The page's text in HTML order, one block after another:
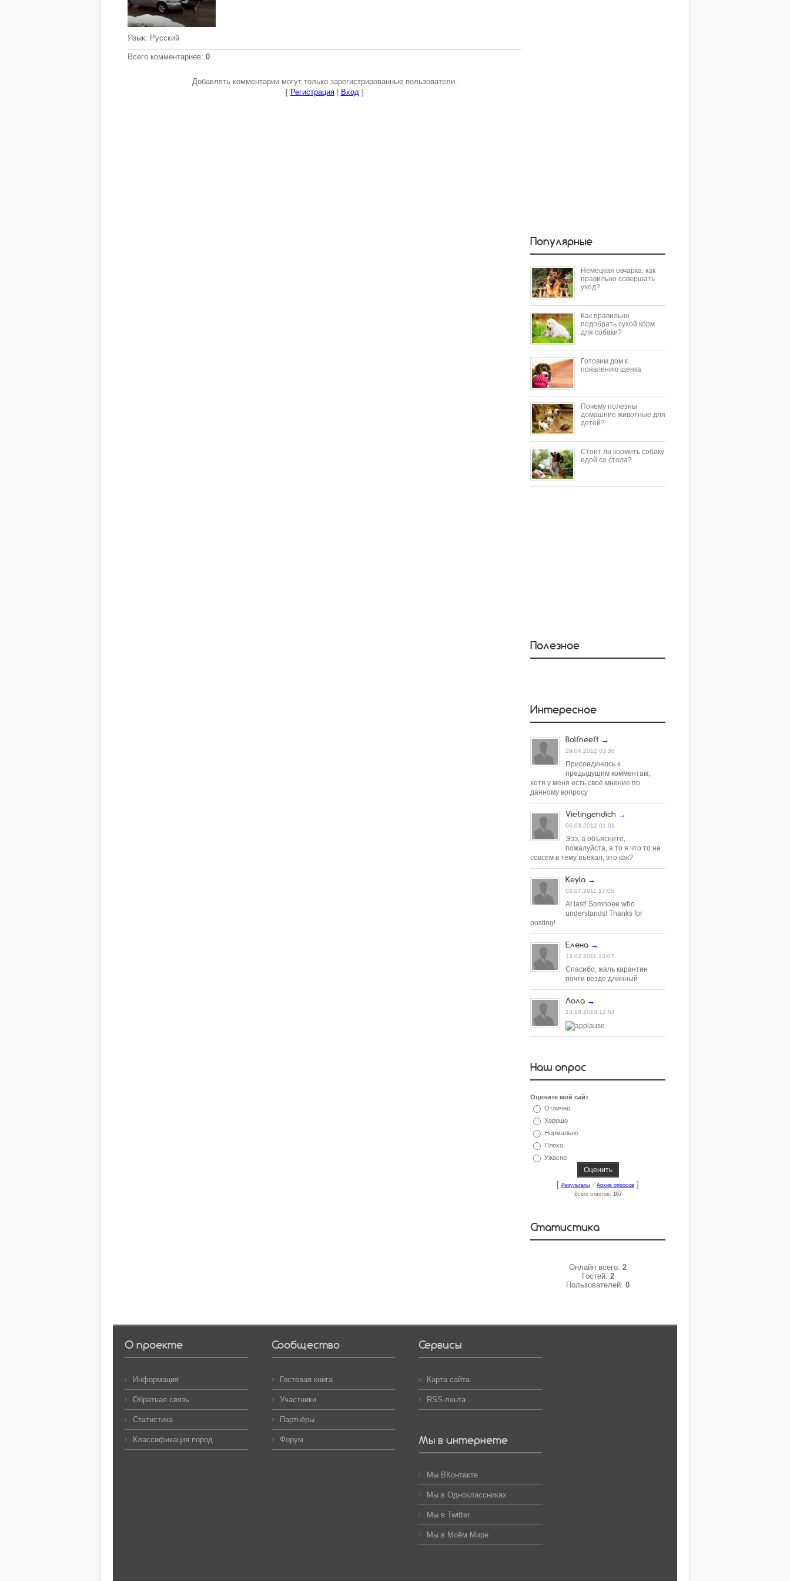
Язык: Русский
Всего комментариев: 0
Добавлять комментарии могут только зарегистрированные пользователи.
[ Регистрация| Вход]
Популярные
Немецкая овчарка: как
правильно совершать
уход?
Как правильно
подобрать сухой корм
для собаки?
Готовим дом к
появлению щенка
Почему полезны
домашние животные для
детей?
Стоит ли кормить собаку
едой со стола?
Полезное
Интересное
Bolfneeft →
29.04.2012 03:38
Присоединюсь к
предыдушим комментам,
хотя у меня есть своё мнение по
данному вопросу
Vietingendich →
06.03.2012 01:01
Эээ, а объясните,
пожалуйста, а то я что то не
совсем в тему въехал, это как?
Keyla →
03.07.2011 17:05
At last! Somnoee who
understands! Thanks for
posting!
Елена →
13.02.2011 13:07
Спасибо, жаль карантин
почти везде длинный
Лола →
13.10.2010 12:54
Наш опрос
Оцените мой сайт
Отлично
Хорошо
Нормально
Плохо
Ужасно
[ Результаты · Архив опросов ]
Всего ответов: 167
Статистика
Онлайн всего: 2
Гостей: 2
Пользователей: 0
О проекте
Информация
Обратная связь
Статистика
Классификация пород
Сообщество
Гостевая книга
Участники
Партнёры
Форум
Сервисы
Карта сайта
RSS-лента
Мы в интернете
Мы ВКонтакте
Мы в Одноклассниках
Мы в Twitter
Мы в Моём Мире